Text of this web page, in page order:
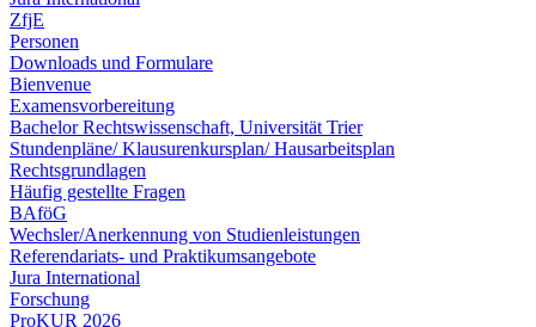
ZfjE
Personen
Downloads und Formulare
Bienvenue
Examensvorbereitung
Bachelor Rechtswissenschaft, Universität Trier
Stundenpläne/ Klausurenkursplan/ Hausarbeitsplan
Rechtsgrundlagen
Häufig gestellte Fragen
BAföG
Wechsler/Anerkennung von Studienleistungen
Referendariats- und Praktikumsangebote
Jura International
Forschung
ProKUR 2026